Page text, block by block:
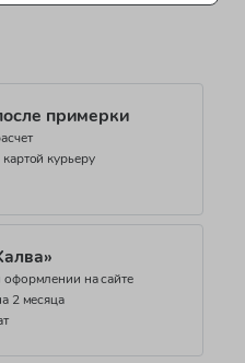
AI08
примерки
курьеру
на сайте
2 месяца